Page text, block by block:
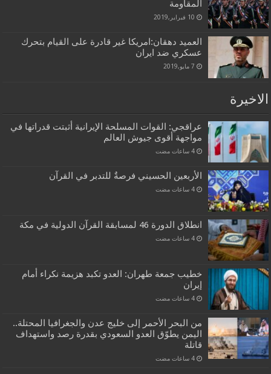
المقاومة
10 فبراير,2019
العميد دهقان:امريكا غير قادرة على القيام بتحرك
عسكري ضد ايران
7 مايو,2019
الاخيرة
عراقجي: القوات المسلحة الإيرانية أثبتت قدراتها في
مواجهة أقوى جيوش العالم
‏4 ساعات مضت
الأربعين الحسيني فرصةٌ للتدبر في القرآن
‏4 ساعات مضت
انطلاق الدورة 46 لمسابقة القرآن الدولية في مكة
‏4 ساعات مضت
خطيب جمعة طهران: العدو تكبد هزيمة نكراء أمام
إيران
‏4 ساعات مضت
من البحر الأحمر إلى خليج عدن والجغرافيا المحتلة..
اليمن يطوّق العدو السعودي بقدرة رصد واستهداف
قاتلة
‏4 ساعات مضت